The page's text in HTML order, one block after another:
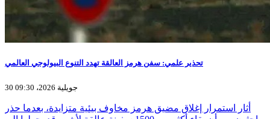
تحذير علمي: سفن هرمز العالقة تهدد التنوع البيولوجي العالمي
30 جويلية 2026، 09:30
أثار استمرار إغلاق مضيق هرمز مخاوف بيئية متزايدة، بعدما حذر